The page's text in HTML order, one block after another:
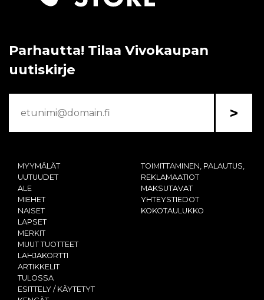
Parhautta! Tilaa Vivokaupan
uutiskirje
>
MYYMÄLÄT
UUTUUDET
ALE
MIEHET
NAISET
LAPSET
MERKIT
MUUT TUOTTEET
LAHJAKORTTI
ARTIKKELIT
TULOSSA
ESITTELY / KÄYTETYT
TOIMITTAMINEN, PALAUTUS,
REKLAMAATIOT
MAKSUTAVAT
YHTEYSTIEDOT
KOKOTAULUKKO